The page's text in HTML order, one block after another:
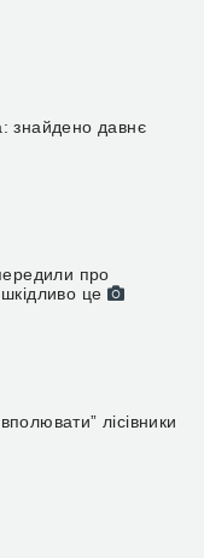
знайдено давнє
про
це
лісівники